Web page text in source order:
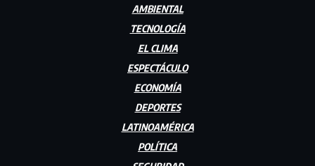
AMBIENTAL
TECNOLOGÍA
EL CLIMA
ESPECTÁCULO
ECONOMÍA
DEPORTES
LATINOAMÉRICA
POLÍTICA